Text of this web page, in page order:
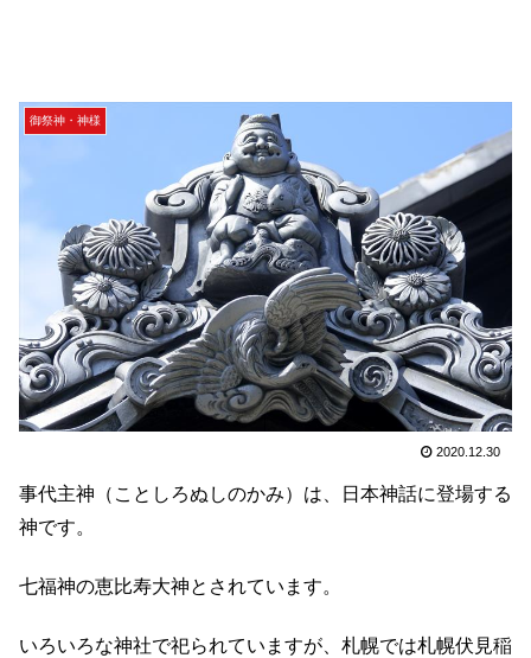
御祭神・神様
2020.12.30
事代主神（ことしろぬしのかみ）は、日本神話に登場する
神です。
七福神の恵比寿大神とされています。
いろいろな神社で祀られていますが、札幌では札幌伏見稲